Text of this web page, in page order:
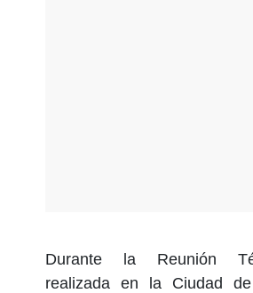
Durante la Reunión
realizada en la Ciudad